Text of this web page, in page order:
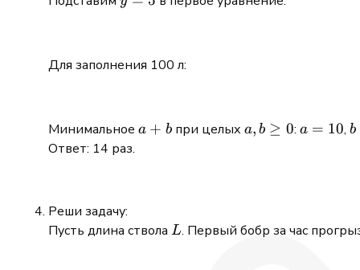
Для заполнения 100 л:
Минимальное a
a + bпри целых a, b
a, b ≥ 0: a
a = 10,b
b
Ответ: 14 раз.
Реши задачу:
Пусть длина ствола L
L. Первый бобр за час